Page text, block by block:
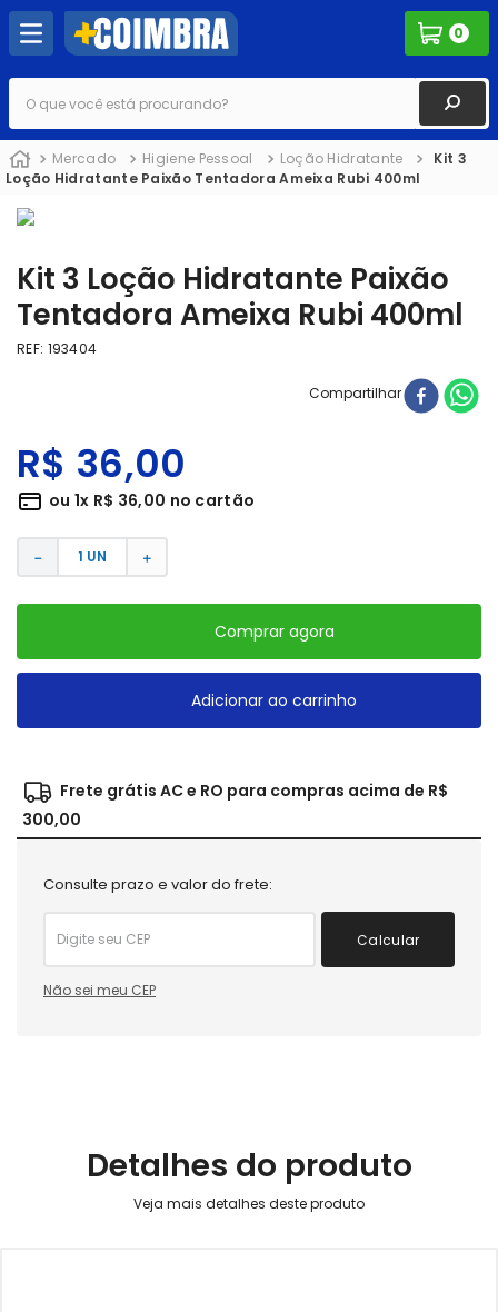
0
O que você está procurando?
Mercado Higiene Pessoal Loção Hidratante
Kit 3
Loção Hidratante Paixão Tentadora Ameixa Rubi 400ml
Kit 3 Loção Hidratante Paixão
Tentadora Ameixa Rubi 400ml
REF: 193404
Compartilhar
R$ 36,00
ou 1x R$ 36,00 no cartão
＋
－
Comprar agora
Adicionar ao carrinho
Frete grátis AC e RO para compras acima de R$
300,00
Consulte prazo e valor do frete:
Calcular
Não sei meu CEP
Detalhes do produto